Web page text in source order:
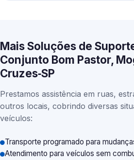
Mais Soluções de
Conjunto Bom Pastor,
Cruzes‑SP
Prestamos assistência em ruas,
outros locais, cobrindo diversas
veículos:
Transporte programado para
Atendimento para veículos sem